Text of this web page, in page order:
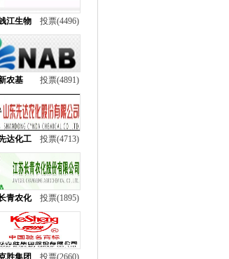
江生物 投票(4496)
农基 投票(4891)
达化工 投票(4713)
青农化 投票(1895)
胜集团 投票(2660)